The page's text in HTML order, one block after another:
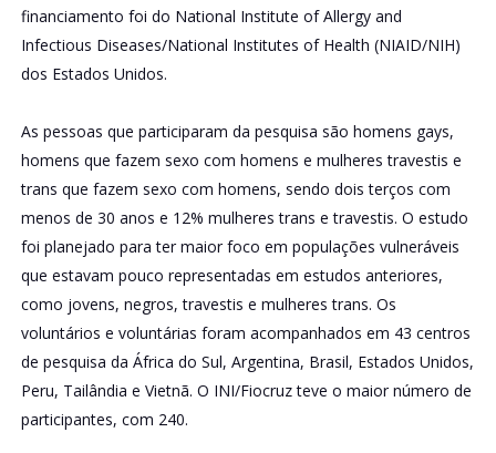
financiamento foi do National Institute of Allergy and
Infectious Diseases/National Institutes of Health (NIAID/NIH)
dos Estados Unidos.
As pessoas que participaram da pesquisa são homens gays,
homens que fazem sexo com homens e mulheres travestis e
trans que fazem sexo com homens, sendo dois terços com
menos de 30 anos e 12% mulheres trans e travestis. O estudo
foi planejado para ter maior foco em populações vulneráveis
que estavam pouco representadas em estudos anteriores,
como jovens, negros, travestis e mulheres trans. Os
voluntários e voluntárias foram acompanhados em 43 centros
de pesquisa da África do Sul, Argentina, Brasil, Estados Unidos,
Peru, Tailândia e Vietnã. O INI/Fiocruz teve o maior número de
participantes, com 240.